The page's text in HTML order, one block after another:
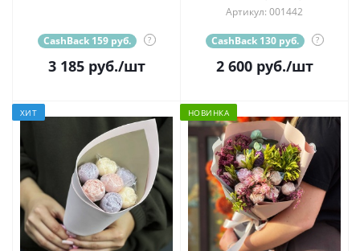
CashBack 159 руб. ?
3 185руб./шт
Артикул: 001442
CashBack 130 руб. ?
2 600руб./шт
ХИТ НОВИНКА